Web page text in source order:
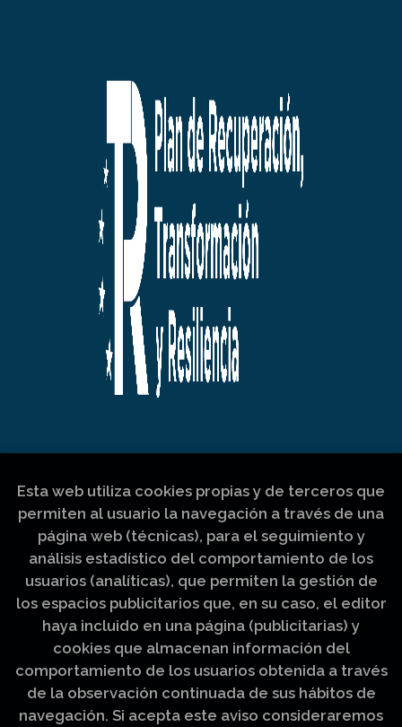
Esta web utiliza cookies propias y de terceros que
permiten al usuario la navegación a través de una
página web (técnicas), para el seguimiento y
análisis estadístico del comportamiento de los
usuarios (analíticas), que permiten la gestión de
los espacios publicitarios que, en su caso, el editor
haya incluido en una página (publicitarias) y
cookies que almacenan información del
comportamiento de los usuarios obtenida a través
de la observación continuada de sus hábitos de
navegación. Si acepta este aviso consideraremos